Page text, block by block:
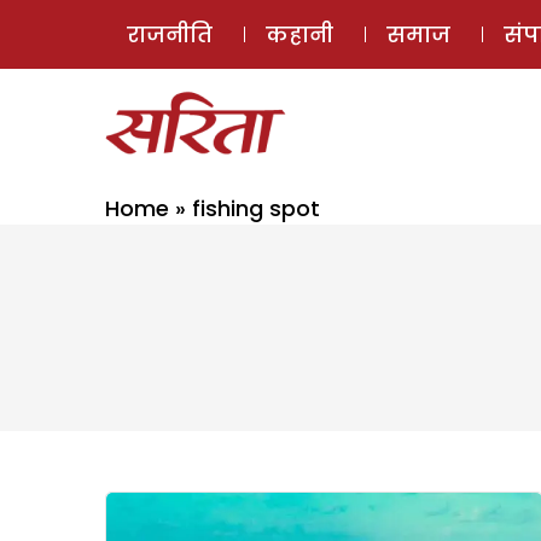
राजनीति कहानी समाज
Home » fishing spot